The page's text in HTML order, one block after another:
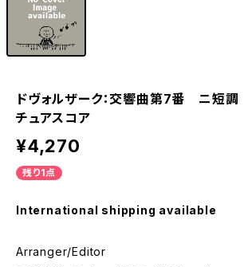
ドヴォルザーク：交響曲第7番 ニ短
チュアスコア
¥4,270
残り1点
International shipping available
Arranger/Editor